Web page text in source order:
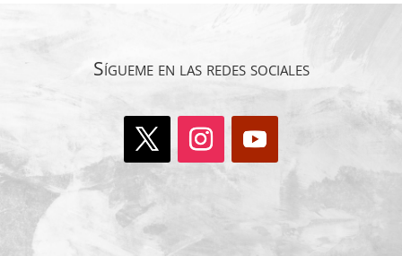
Sígueme en las redes sociales